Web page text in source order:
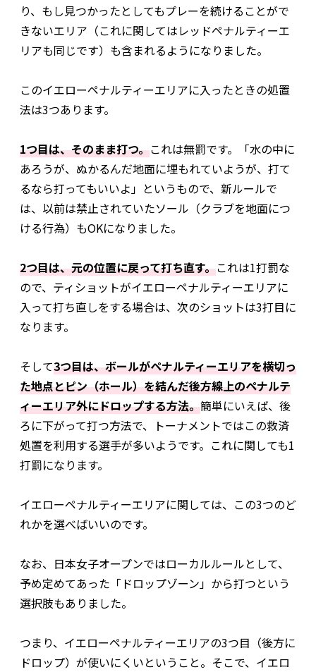
り、もし見つかったとしてもプレーを続けることがで
きないエリア（これに関してはレッドペナルティーエ
リアも同じです）も含まれるようになりました。
このイエローペナルティーエリアに入ったときの処置
法は3つあります。
1つ目は、そのまま打つ。これは無罰です。「水の中に
あろうが、ぬかるんだ地面に埋もれていようが、打て
るなら打ってもいいよ」というもので、新ルールで
は、以前は禁止されていたソール（クラブを地面につ
ける行為）もOKになりました。
2つ目は、元の位置に戻って打ち直す。これは1打罰な
ので、ティショットがイエローペナルティーエリアに
入って打ち直しをする場合は、次のショットは3打目に
なります。
そして3つ目は、ボールがペナルティーエリアを横切っ
た地点とピン（ホール）を結んだ後方線上のペナルテ
ィーエリア外にドロップする方法。簡単にいえば、後
ろに下がって打つ方法で、トーナメントではこの救済
処置を利用する選手が多いようです。これに関しても1
打罰になります。
イエローペナルティーエリアに関しては、この3つのど
れかを選べばいいのです。
なお、日本女子オープンではローカルルールとして、
予め定めてあった「ドロップゾーン」から打つという
選択肢もありました。
つまり、イエローペナルティーエリアの3つ目（後方に
ドロップ）が使いにくいということ。そこで、イエロ